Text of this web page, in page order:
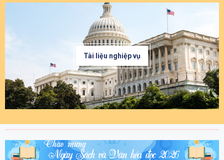
Tài liệu nghiệp vụ